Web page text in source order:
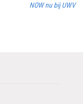
NOW nu bij UWV